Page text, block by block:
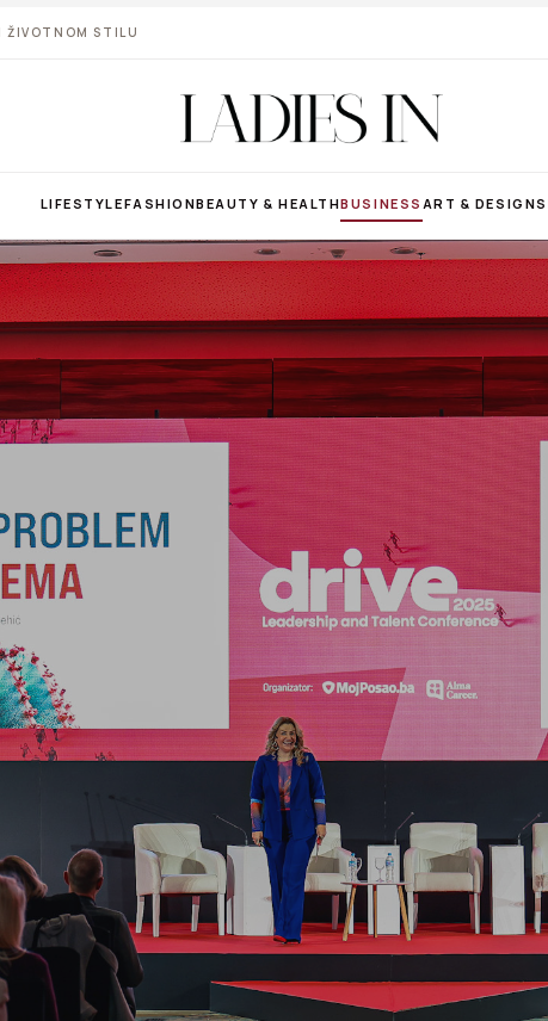
ŽIVOTNOM STILU
LIFESTYLEFASHIONBEAUTY & HEALTHBUSINESS ART & DESIGN